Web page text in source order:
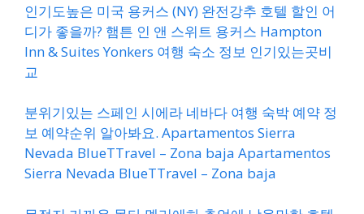
인기도높은 미국 용커스 (NY) 완전강추 호텔 할인 어
디가 좋을까? 햄튼 인 앤 스위트 용커스 Hampton
Inn & Suites Yonkers 여행 숙소 정보 인기있는곳비
교
분위기있는 스페인 시에라 네바다 여행 숙박 예약 정
보 예약순위 알아봐요. Apartamentos Sierra
Nevada BlueTTravel – Zona baja Apartamentos
Sierra Nevada BlueTTravel – Zona baja